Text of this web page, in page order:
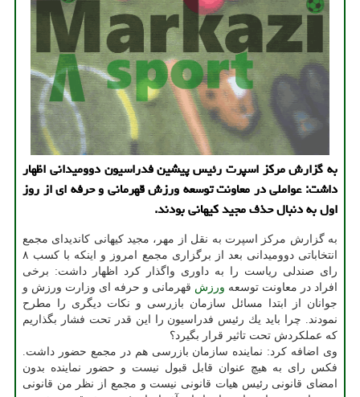
به گزارش مركز اسپرت رئیس پیشین فدراسیون دوومیدانی اظهار
داشت: عواملی در معاونت توسعه ورزش قهرمانی و حرفه ای از روز
اول به دنبال حذف مجید كیهانی بودند.
به گزارش مركز اسپرت به نقل از مهر، مجید كیهانی كاندیدای مجمع
انتخاباتی دوومیدانی بعد از برگزاری مجمع امروز و اینكه با كسب ۸
رای صندلی ریاست را به داوری واگذار كرد اظهار داشت: برخی
افراد در معاونت توسعه ورزش قهرمانی و حرفه ای وزارت ورزش و
جوانان از ابتدا مسائل سازمان بازرسی و نكات دیگری را مطرح
نمودند. چرا باید یك رئیس فدراسیون را این قدر تحت فشار بگذاریم
كه عملكردش تحت تاثیر قرار بگیرد؟
وی اضافه كرد: نماینده سازمان بازرسی هم در مجمع حضور داشت.
فكس رای به هیچ عنوان قابل قبول نیست و حضور نماینده بدون
امضای قانونی رئیس هیات قانونی نیست و مجمع از نظر من قانونی